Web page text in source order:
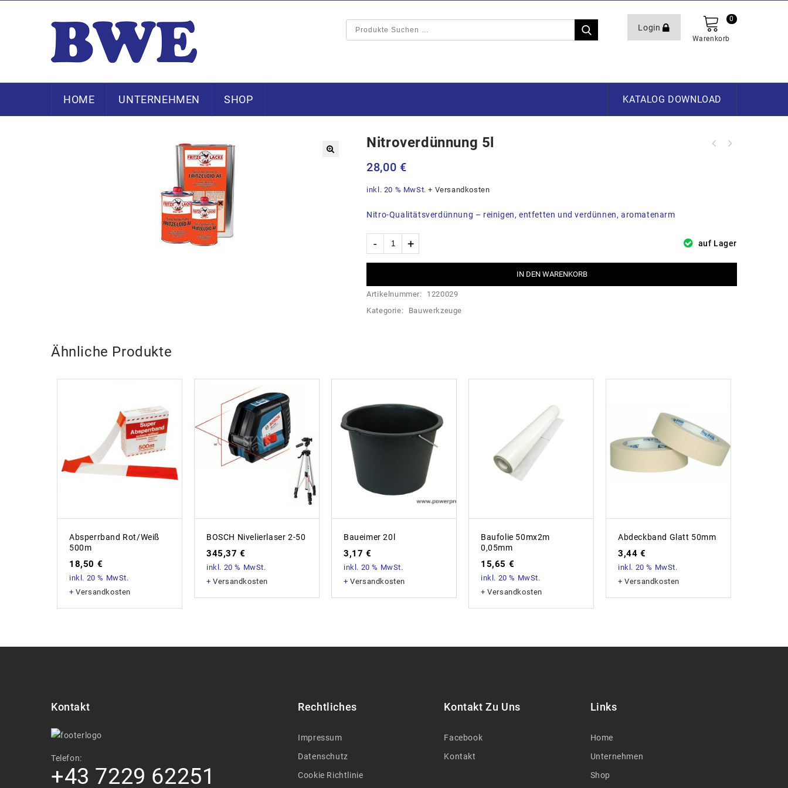
Login
Warenkorb
0
HOME UNTERNEHMEN SHOP KATALOG DOWNLOAD
Nitroverdünnung 5l
28,00 €
inkl. 20 % MwSt. + Versandkosten
Nitro-Qualitätsverdünnung – reinigen, entfetten und verdünnen, aromatenarm
auf Lager
IN DEN WARENKORB
Artikelnummer:
1220029
Kategorie:
Bauwerkzeuge
Ähnliche Produkte
Absperrband Rot/weiß
500m
18,50 €
inkl. 20 % MwSt.
+Versandkosten
BOSCH Nivelierlaser 2-50
345,37€
inkl. 20 % MwSt.
+Versandkosten
Baueimer 20l
3,17 €
inkl. 20 % MwSt.
+Versandkosten
Baufolie 50mx2m
0,05mm
15,65 €
inkl. 20 % MwSt.
+Versandkosten
Abdeckband Glatt 50mm
3,44 €
inkl. 20 % MwSt.
+Versandkosten
Kontakt
Telefon:
+43 7229 62251
Rechtliches
Impressum
Datenschutz
Cookie Richtlinie
Kontakt Zu Uns
Facebook
Kontakt
Links
Home
Unternehmen
Shop